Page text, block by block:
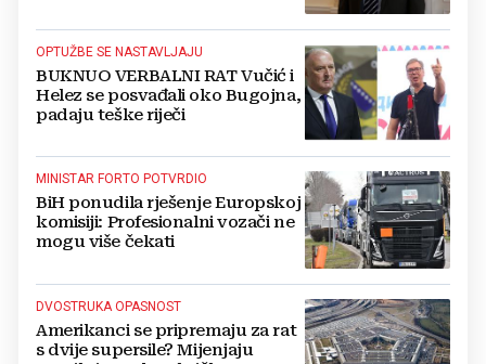
OPTUŽBE SE NASTAVLJAJU
BUKNUO VERBALNI RAT Vučić i
Helez se posvađali oko Bugojna,
padaju teške riječi
MINISTAR FORTO POTVRDIO
BiH ponudila rješenje Europskoj
komisiji: Profesionalni vozači ne
mogu više čekati
DVOSTRUKA OPASNOST
Amerikanci se pripremaju za rat
s dvije supersile? Mijenjaju